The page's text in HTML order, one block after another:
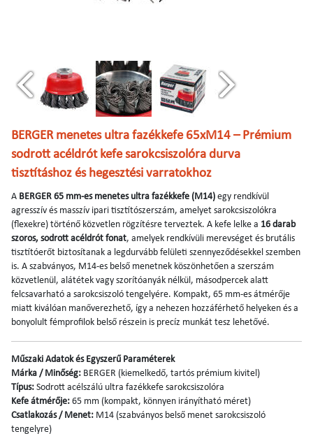
BERGER menetes ultra fazékkefe 65xM14 – Prémium
sodrott acéldrót kefe sarokcsiszolóra durva
tisztításhoz és hegesztési varratokhoz
A BERGER 65 mm-es menetes ultra fazékkefe (M14) egy rendkívül
agresszív és masszív ipari tisztítószerszám, amelyet sarokcsiszolókra
(flexekre) történő közvetlen rögzítésre terveztek. A kefe lelke a 16 darab
szoros, sodrott acéldrót fonat, amelyek rendkívüli merevséget és brutális
tisztítóerőt biztosítanak a legdurvább felületi szennyeződésekkel szemben
is. A szabványos, M14-es belső menetnek köszönhetően a szerszám
közvetlenül, alátétek vagy szorítóanyák nélkül, másodpercek alatt
felcsavarható a sarokcsiszoló tengelyére. Kompakt, 65 mm-es átmérője
miatt kiválóan manőverezhető, így a nehezen hozzáférhető helyeken és a
bonyolult fémprofilok belső részein is precíz munkát tesz lehetővé.
Műszaki Adatok és Egyszerű Paraméterek
Márka / Minőség: BERGER (kiemelkedő, tartós prémium kivitel)
Típus: Sodrott acélszálú ultra fazékkefe sarokcsiszolóra
Kefe átmérője: 65 mm (kompakt, könnyen irányítható méret)
Csatlakozás / Menet: M14 (szabványos belső menet sarokcsiszoló
tengelyre)